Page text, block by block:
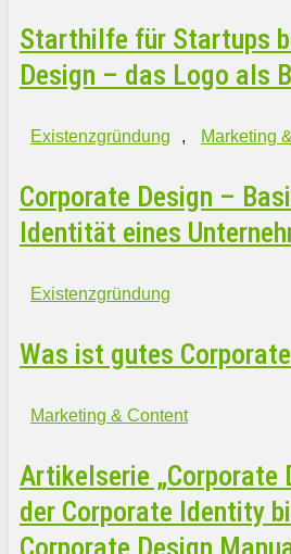
Starthilfe für Startups
Design – das Logo als
Existenzgründung , Marketing
Corporate Design –
Identität eines
Existenzgründung
Was ist gutes
Marketing & Content
Artikelserie „Corporate
der Corporate Identity